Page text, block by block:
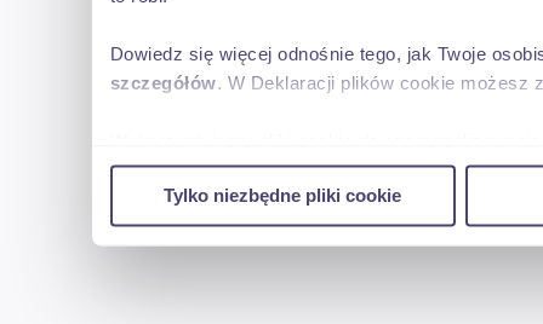
Dowiedz się więcej odnośnie tego, jak Twoje
szczegółów. W Deklaracji plików cookie możesz
w naszej witrynie. Informacje o tym, jak
reklamowym i analitycznym. Partnerzy mogą
uzyskanymi podczas korzystania z ich usług.
Tylko niezbędne pliki cookie